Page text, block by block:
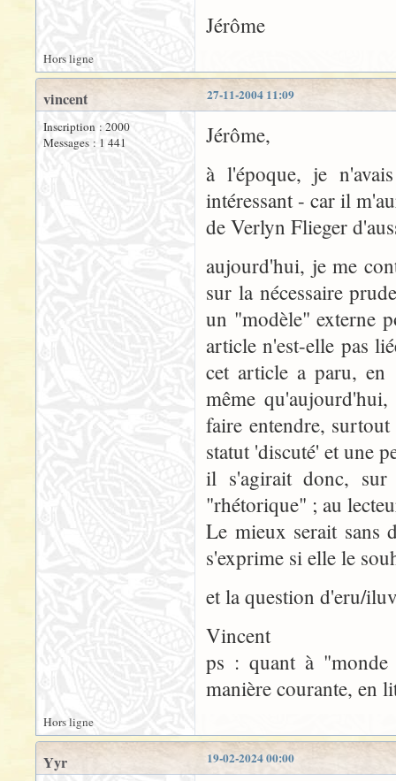
Jérôme
Hors ligne
27-11-2004 11:09
vincent
Inscription : 2000
Messages : 1 441
Jérôme,
à l'époque, je
intéressant - car il
de Verlyn Flieger
aujourd'hui, je me
sur la nécessaire
un "modèle" externe
article n'est-elle pas
cet article a paru, en
même
faire entendre,
statut 'discuté' et une
il s'agirait donc,
"rhétorique" ; au
Le mieux serait sans
s'exprime si elle le
et la question d'eru/
Vincent
ps : quant à
manière courante, en
Hors ligne
19-02-2024 00:00
Yyr